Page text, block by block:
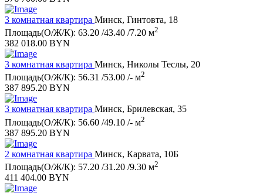
3 комнатная квартира Минск, Гинтовта, 18
Площадь(О/Ж/К): 63.20 /43.40 /7.20 м2
382 018.00 BYN
3 комнатная квартира Минск, Николы Теслы, 20
Площадь(О/Ж/К): 56.31 /53.00 /- м2
387 895.20 BYN
3 комнатная квартира Минск, Брилевская, 35
Площадь(О/Ж/К): 56.60 /49.10 /- м2
387 895.20 BYN
2 комнатная квартира Минск, Карвата, 10Б
Площадь(О/Ж/К): 57.20 /31.20 /9.30 м2
411 404.00 BYN